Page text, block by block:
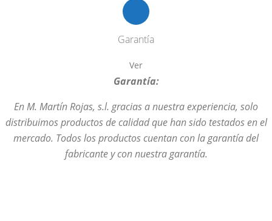
Garantía
Ver
Garantía:
En M. Martín Rojas, s.l. gracias a nuestra experiencia, solo
distribuimos productos de calidad que han sido testados en el
mercado. Todos los productos cuentan con la garantía del
fabricante y con nuestra garantía.